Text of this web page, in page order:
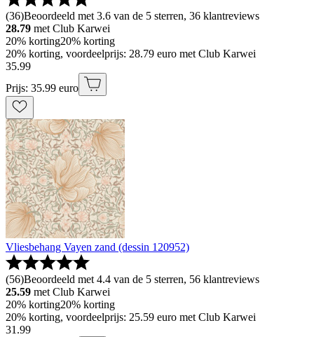
(36)Beoordeeld met 3.6 van de 5 sterren, 36 klantreviews
28.79 met Club Karwei
20% korting20% korting
20% korting, voordeelprijs: 28.79 euro met Club Karwei
35.99
Prijs: 35.99 euro
Vliesbehang Vayen zand (dessin 120952)
(56)Beoordeeld met 4.4 van de 5 sterren, 56 klantreviews
25.59 met Club Karwei
20% korting20% korting
20% korting, voordeelprijs: 25.59 euro met Club Karwei
31 .99